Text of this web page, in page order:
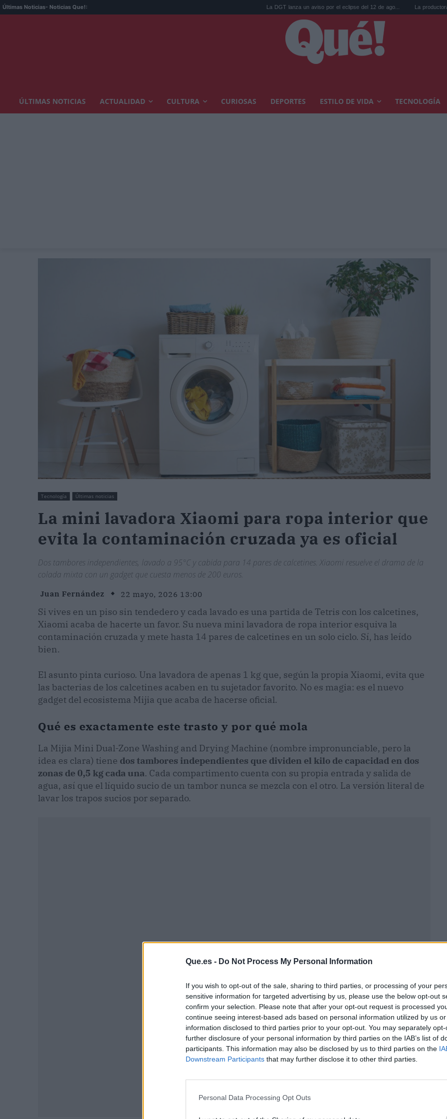
Que.es - Do Not Process My Personal Information
If you wish to opt-out of the sale, sharing to third parties, or processing of your
sensitive information for targeted advertising by us, please use the below opt-out
confirm your selection. Please note that after your opt-out request is processed
continue seeing interest-based ads based on personal information utilized by us
information disclosed to third parties prior to your opt-out. You may separately
further disclosure of your personal information by third parties on the IAB’s list of
participants. This information may also be disclosed by us to third parties on the
Downstream Participants that may further disclose it to other third parties.
Personal Data Processing Opt Outs
Últimas Noticias- Noticias Que!: La DGT lanza un aviso por el eclipse del 12 de ago... La productora de Bond desvela
ÚLTIMAS NOTICIAS ACTUALIDAD CULTURA CURIOSAS DEPORTES ESTILO DE VIDA TECNOLOGÍA
Tecnología Últimas noticias
La mini lavadora Xiaomi para ropa interior que
evita la contaminación cruzada ya es oficial
Dos tambores independientes, lavado a 95°C y cabida para 14 pares de calcetines. Xiaomi resuelve el drama de la
colada mixta con un gadget que cuesta menos de 200 euros.
Juan Fernández 22 mayo, 2026 13:00
Si vives en un piso sin tendedero y cada lavado es una partida de Tetris con los calcetines,
Xiaomi acaba de hacerte un favor. Su nueva mini lavadora de ropa interior esquiva la
contaminación cruzada y mete hasta 14 pares de calcetines en un solo ciclo. Sí, has leído
bien.
El asunto pinta curioso. Una lavadora de apenas 1 kg que, según la propia Xiaomi, evita que
las bacterias de los calcetines acaben en tu sujetador favorito. No es magia: es el nuevo
gadget del ecosistema Mijia que acaba de hacerse oficial.
Qué es exactamente este trasto y por qué mola
La Mijia Mini Dual-Zone Washing and Drying Machine (nombre impronunciable, pero la
idea es clara) tiene dos tambores independientes que dividen el kilo de capacidad en dos
zonas de 0,5 kg cada una. Cada compartimento cuenta con su propia entrada y salida de
agua, así que el líquido sucio de un tambor nunca se mezcla con el otro. La versión literal de
lavar los trapos sucios por separado.